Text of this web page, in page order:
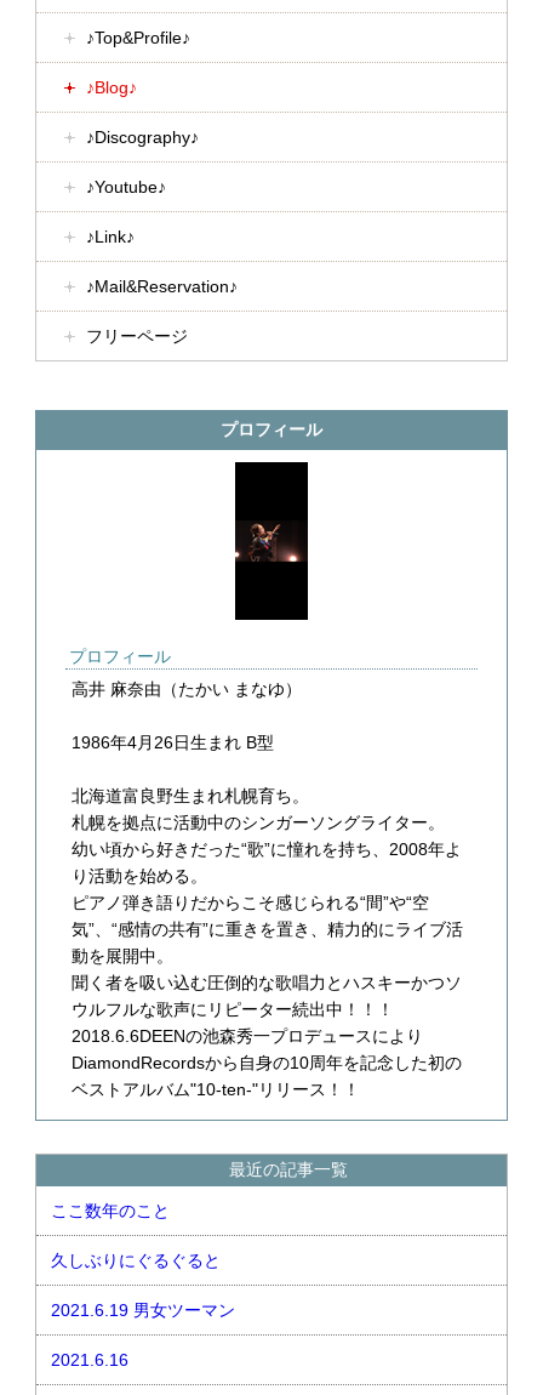
♪Top&Profile♪
♪Blog♪
♪Discography♪
♪Youtube♪
♪Link♪
♪Mail&Reservation♪
フリーページ
プロフィール
プロフィール
高井 麻奈由（たかい まなゆ）
1986年4月26日生まれ B型
北海道富良野生まれ札幌育ち。
札幌を拠点に活動中のシンガーソングライター。
幼い頃から好きだった“歌”に憧れを持ち、2008年よ
り活動を始める。
ピアノ弾き語りだからこそ感じられる“間”や“空
気”、“感情の共有”に重きを置き、精力的にライブ活
動を展開中。
聞く者を吸い込む圧倒的な歌唱力とハスキーかつソ
ウルフルな歌声にリピーター続出中！！！
2018.6.6DEENの池森秀一プロデュースにより
DiamondRecordsから自身の10周年を記念した初の
ベストアルバム"10-ten-"リリース！！
最近の記事一覧
ここ数年のこと
久しぶりにぐるぐると
2021.6.19 男女ツーマン
2021.6.16